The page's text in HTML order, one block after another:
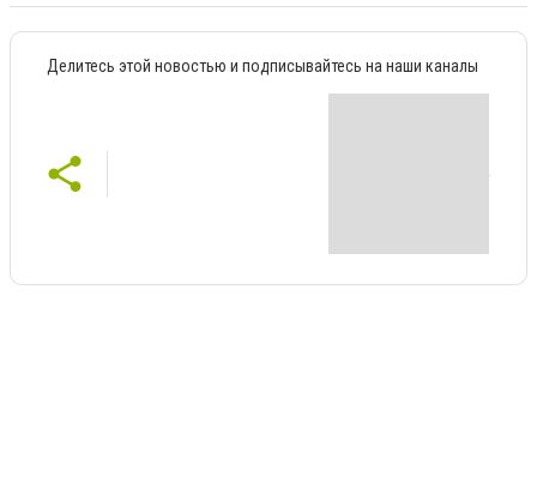
Делитесь этой новостью и подписывайтесь на наши каналы